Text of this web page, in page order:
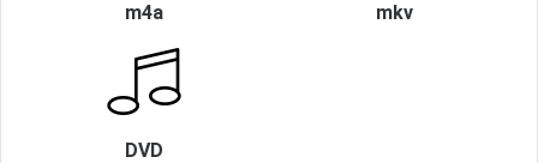
m4a mkv
DVD